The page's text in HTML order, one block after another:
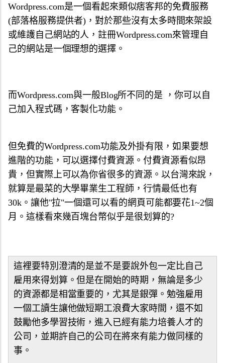
Wordpress.com是一個看起來類似痞客邦的免費服務
(部落格服務提供者)，對於那些沒有太多時間來架設
或維護自己網站的人，註冊Wordpress.com來管理自
己的網站是一個理想的選擇。
而Wordpress.com與一般Blog所不同的是 ，你可以自
己加入程式碼，客製化功能。
但免費的Wordpress.com功能及外掛有限，如果要想
進階的功能，可以選擇付費資源。付費資源看似昂
貴，但實際上可以為你省很多的資源。以台灣來說，
就算是最菜的大學畢業生工程師，行情最低也有
30k。讓他"拉"一個還可以看的網頁可能都要花1~2個
月。這樣看來幾百塊台幣似乎是很划算的?
這裡要特別澄清的是並不是要說外包一定比自己
雇用來得划算。但是在開始的時期，無論是多少
的資源都是相當重要的，尤其是銀彈。勉強雇用
一個工讀生讓他做短期工浪費大家時間，還不如
鼓勵他多學習技術，進入已經有能力培養人才的
公司，並期許自己的公司在將來有能力做同樣的
事。